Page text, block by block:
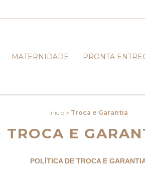
MATERNIDADE PRONTA
Início > Troca e Garantia
TROCA E
POLÍTICA DE TROCA E